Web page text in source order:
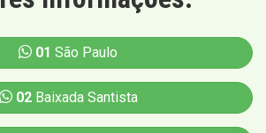
01 São Paulo
02Baixada Santista